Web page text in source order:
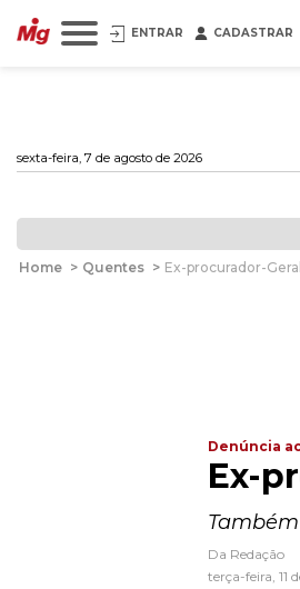
ENTRAR CADASTRAR
sexta-feira, 7 de agosto de 2026
Home > Quentes > Ex-procurador-
Denúncia
Ex-
Da Redação
terça-feira, 11